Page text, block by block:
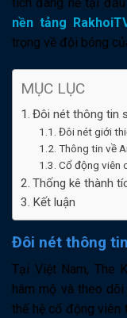
nền tảng
trọng về đội bóng
MỤC LỤC
Đôi nét thông tin
Đôi nét giới
Thông tin về
Cổ động viên
Thống kê thành
Kết luận
Đôi nét thông
Tại Việt Nam, The
hâm mộ và theo
thế hệ cổ động viên